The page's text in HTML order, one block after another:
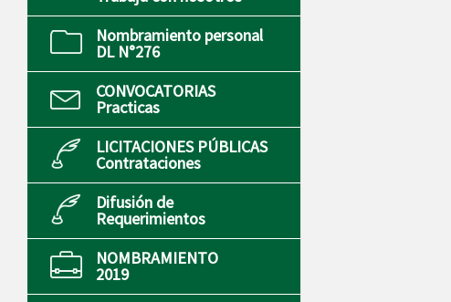
Nombramiento personal
DL N°276
CONVOCATORIAS
Practicas
LICITACIONES PÚBLICAS
Contrataciones
Difusión de
Requerimientos
NOMBRAMIENTO
2019